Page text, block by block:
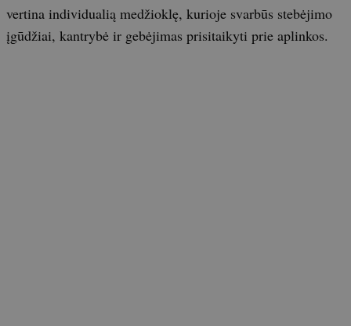
vertina individualią medžioklę, kurioje svarbūs stebėjimo
įgūdžiai, kantrybė ir gebėjimas prisitaikyti prie aplinkos.